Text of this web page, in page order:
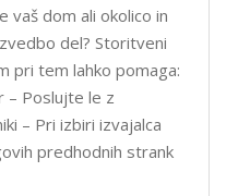
vaš dom ali okolico in
del? Storitveni
pri tem lahko pomaga:
– Poslujte le z
– Pri izbiri izvajalca
predhodnih strank